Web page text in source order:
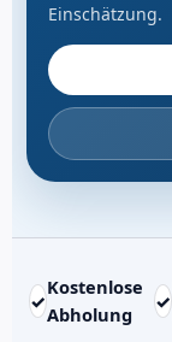
Einschätzung.
✓
Kostenlose
Abholung
✓